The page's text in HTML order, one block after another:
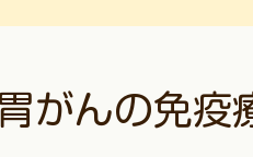
胃がんの免疫